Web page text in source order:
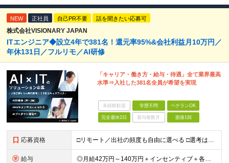
NEW 正社員 自己PR不要 話を聞きたい応募可
株式会社VISIONARY JAPAN
ITエンジニア◆設立4年で381名！還元率95%&会社利益月10万円／
年休131日／フルリモ／AI研修
「キャリア・働き方・給与・待遇」全て業界最高
水準⇒入社した381名全員が希望を実現
未経験歓迎 学歴不問 ベテランOK
完全週休2日 賞与複数月 面接1回
応募資格 □リモート／出社の頻度も自由に選べる □選考は役員とWeb面談1回のみ □学歴不問／第二新卒歓迎／ブランクOK 【応募条件】 ◎ITエンジニアの実務経験1年以上をお持ちの方 └言語・業界・ジャンル不
給与 ◎月給42万円～140万円＋インセンティブ＋各種手当 ・エンジニア平均年収640万円 ・入社したエンジニア全員年収UP！平均180万円UP！ ・還元率80~95%！平均還元率86.9% ・単価連動型⇒